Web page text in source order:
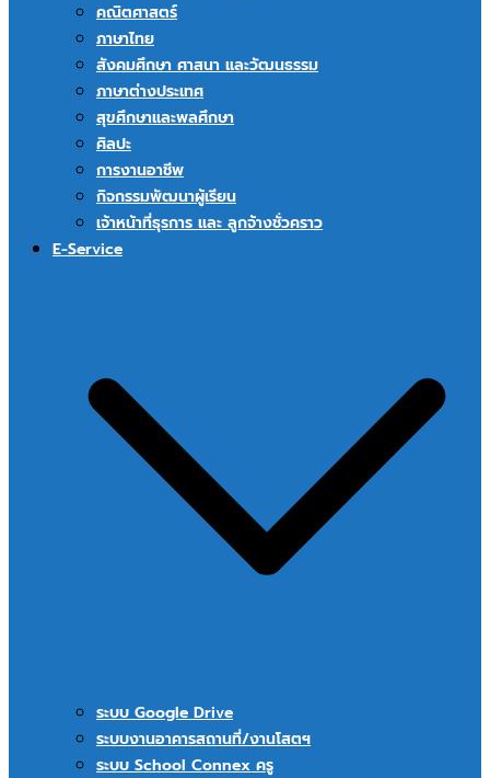
คณิตศาสตร์
ภาษาไทย
สังคมศึกษา ศาสนา และวัฒนธรรม
ภาษาต่างประเทศ
สุขศึกษาและพลศึกษา
ศิลปะ
การงานอาชีพ
กิจกรรมพัฒนาผู้เรียน
เจ้าหน้าที่ธุรการ และ ลูกจ้างชั่วคราว
E-Service
ระบบ Google Drive
ระบบงานอาคารสถานที่/งานโสตฯ
ระบบ School Connex ครู